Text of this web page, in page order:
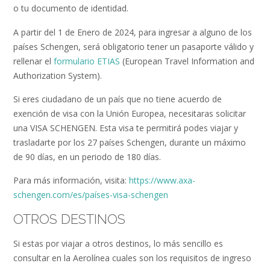
o tu documento de identidad.
A partir del 1 de Enero de 2024, para ingresar a alguno de los
países Schengen, será obligatorio tener un pasaporte válido y
rellenar el formulario ETIAS (European Travel Information and
Authorization System).
Si eres ciudadano de un país que no tiene acuerdo de
exención de visa con la Unión Europea, necesitaras solicitar
una VISA SCHENGEN. Esta visa te permitirá podes viajar y
trasladarte por los 27 países Schengen, durante un máximo
de 90 días, en un periodo de 180 días.
Para más información, visita: https://www.axa-
schengen.com/es/países-visa-schengen
OTROS DESTINOS
Si estas por viajar a otros destinos, lo más sencillo es
consultar en la Aerolínea cuales son los requisitos de ingreso